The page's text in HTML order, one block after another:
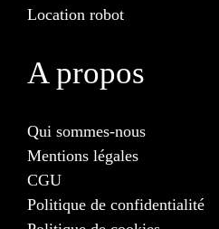
Location robot
A propos
Qui sommes-nous
Mentions légales
CGU
Politique de confidentialité